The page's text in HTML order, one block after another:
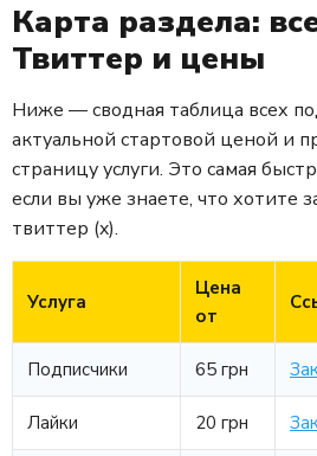
Карта раздела:
Твиттер и цены
Ниже — сводная таблица всех
актуальной стартовой ценой и
страницу услуги. Это самая
если вы уже знаете, что хотите
твиттер (x).
Услуга
Цена
от
Подписчики 65 грн
Лайки 20 грн